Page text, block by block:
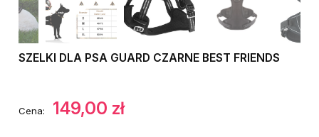
SZELKI DLA PSA GUARD CZARNE BEST FRIENDS
Cena: 149,00 zł